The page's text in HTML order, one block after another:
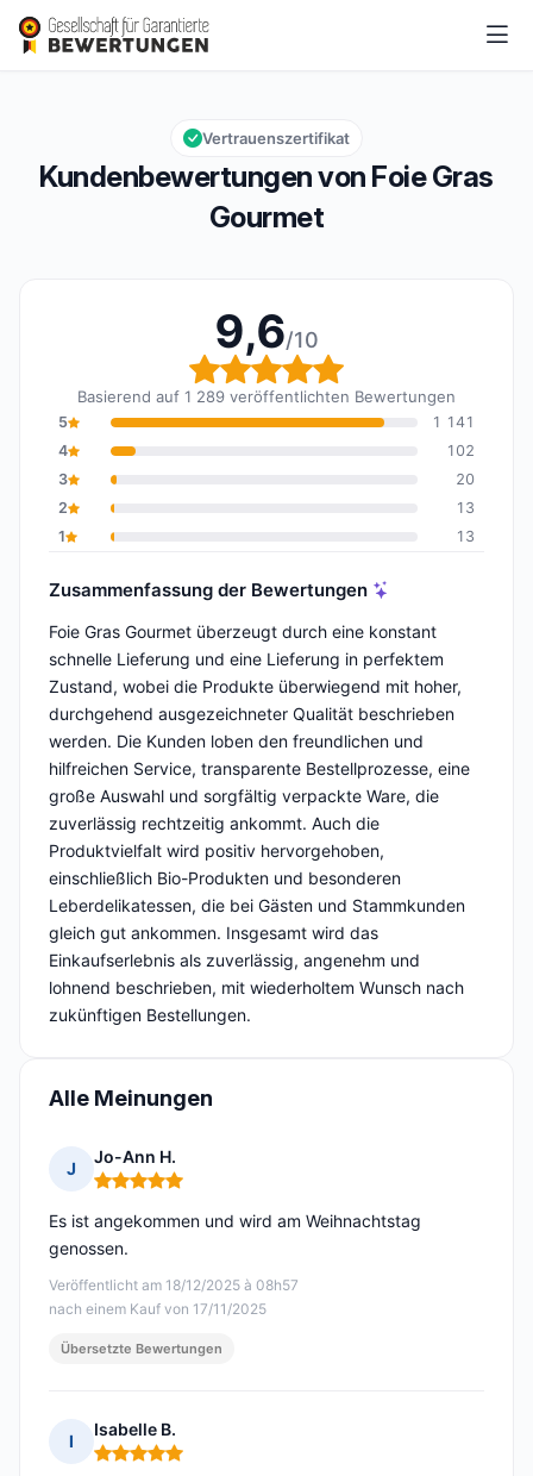
Foie Gras Gourmet
Gesamtbewertung: 9,6 von 10
9,6/10
Kundenbewertungen von Foie Gras
Gourmet
Vertrauenszertifikat
9,6/10
Gesamtbewertung: 9,6
Basierend auf 1 289 veröffentlichten Bewertungen
5
1 141
4
102
3
20
2
13
1
13
Zusammenfassung der Bewertungen
Foie Gras Gourmet überzeugt durch eine konstant
schnelle Lieferung und eine Lieferung in perfektem
Zustand, wobei die Produkte überwiegend mit hoher,
durchgehend ausgezeichneter Qualität beschrieben
werden. Die Kunden loben den freundlichen und
hilfreichen Service, transparente Bestellprozesse, eine
große Auswahl und sorgfältig verpackte Ware, die
zuverlässig rechtzeitig ankommt. Auch die
Produktvielfalt wird positiv hervorgehoben,
einschließlich Bio-Produkten und besonderen
Leberdelikatessen, die bei Gästen und Stammkunden
gleich gut ankommen. Insgesamt wird das
Einkaufserlebnis als zuverlässig, angenehm und
lohnend beschrieben, mit wiederholtem Wunsch nach
zukünftigen Bestellungen.
Alle Meinungen
J
Jo-Ann H.
Hinweis: 5 von 5
Veröffentlicht am 18/12/2025 à 08h57
nach einem Kauf von 17/11/2025
Es ist angekommen und wird am Weihnachtstag
genossen.
Übersetzte Bewertungen
I
Isabelle B.
Hinweis: 5 von 5